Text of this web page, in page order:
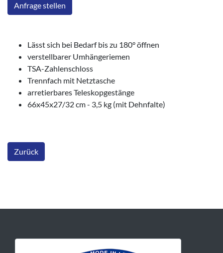
Anfrage stellen
Lässt sich bei Bedarf bis zu 180° öffnen
verstellbarer Umhängeriemen
TSA-Zahlenschloss
Trennfach mit Netztasche
arretierbares Teleskopgestänge
66x45x27/32 cm - 3,5 kg (mit Dehnfalte)
Zurück